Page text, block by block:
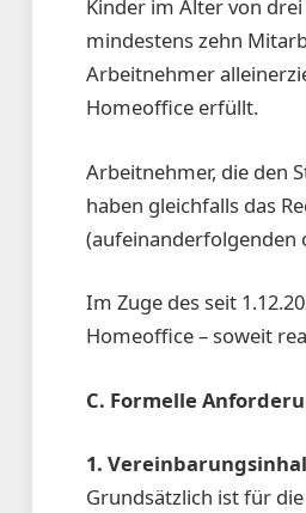
Kinder im Alter von
mindestens zehn
Arbeitnehmer
Homeoffice erfüllt.
Arbeitnehmer, die den
haben gleichfalls das
(aufeinanderfolgenden
Im Zuge des seit
Homeoffice – soweit
C. Formelle
1.
Grundsätzlich ist für